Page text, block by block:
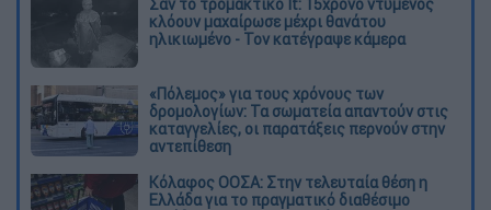
Σαν το τρομακτικό It: 15χρονο ντυμένος
κλόουν μαχαίρωσε μέχρι θανάτου
ηλικιωμένο - Τον κατέγραψε κάμερα
«Πόλεμος» για τους χρόνους των
δρομολογίων: Τα σωματεία απαντούν στις
καταγγελίες, οι παρατάξεις περνούν στην
αντεπίθεση
Κόλαφος ΟΟΣΑ: Στην τελευταία θέση η
Ελλάδα για το πραγματικό διαθέσιμο